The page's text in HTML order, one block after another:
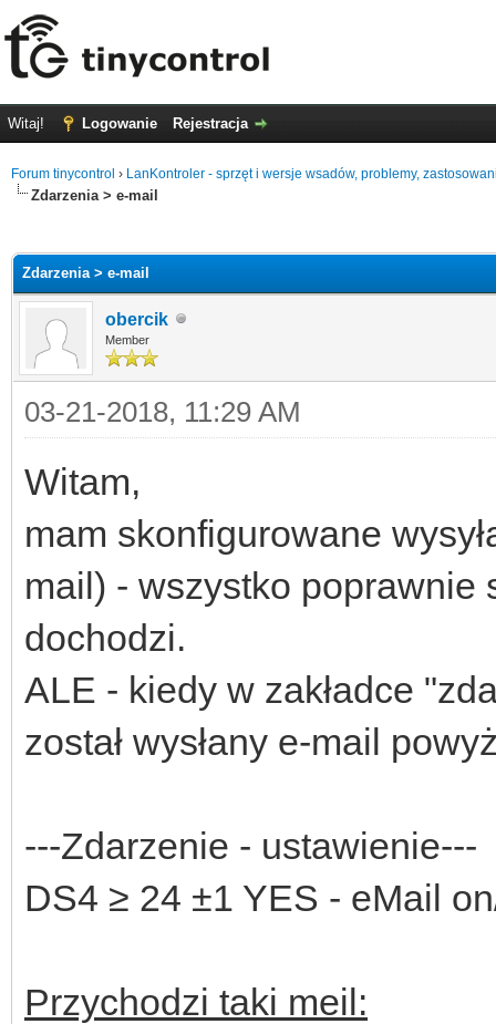
Witaj! Logowanie Rejestracja
Forum tinycontrol › LanKontroler - sprzęt i wersje wsadów, problemy,
Zdarzenia > e-mail
Zdarzenia > e-mail
obercik
Member
03-21-2018, 11:29 AM
Witam,
mam skonfigurowane
mail) - wszystko poprawnie
dochodzi.
ALE - kiedy w zakładce
został wysłany e-mail
---Zdarzenie - ustawienie---
DS4 ≥ 24 ±1 YES - eMail
Przychodzi taki meil: